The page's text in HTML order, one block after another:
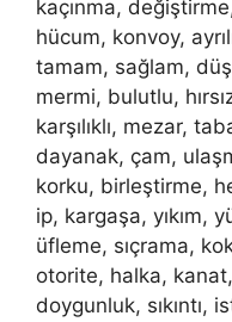
kaçınma,
hücum, konvoy,
tamam, sağlam,
mermi, bulutlu,
karşılıklı, mezar,
dayanak, çam,
korku, birleştirme,
ip, kargaşa, yıkım,
üfleme, sıçrama,
otorite, halka,
doygunluk, sıkıntı,